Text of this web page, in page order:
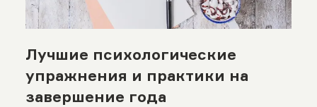
Лучшие психологические
упражнения и практики на
завершение года